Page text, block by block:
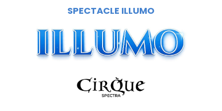
SPECTACLE ILLUMO